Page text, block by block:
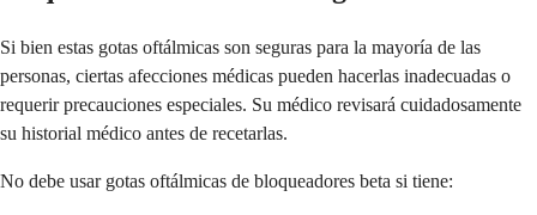
Si bien estas gotas oftálmicas son seguras para la mayoría de las
personas, ciertas afecciones médicas pueden hacerlas inadecuadas o
requerir precauciones especiales. Su médico revisará cuidadosamente
su historial médico antes de recetarlas.
No debe usar gotas oftálmicas de bloqueadores beta si tiene: